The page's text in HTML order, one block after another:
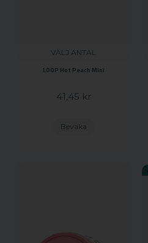
VÄLJ ANTAL
LOOP Hot Peach Mini
41,45 kr
Bevaka